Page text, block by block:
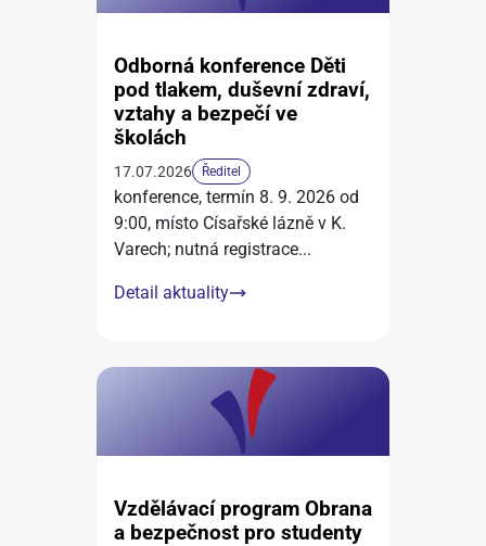
Odborná konference Děti
pod tlakem, duševní zdraví,
vztahy a bezpečí ve
školách
17.07.2026 Ředitel
konference, termín 8. 9. 2026 od
9:00, místo Císařské lázně v K.
Varech; nutná registrace...
Detail aktuality
Vzdělávací program Obrana
a bezpečnost pro studenty